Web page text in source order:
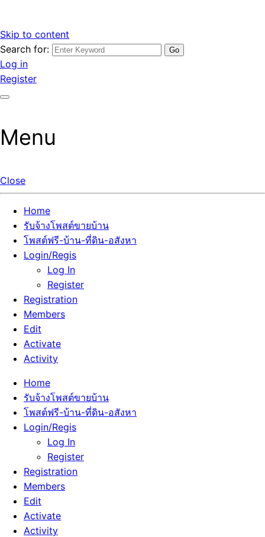
Skip to content
รับจ้างโพสต์ขายบ้านราคาถูก รับโพสต์ลงเว็บขายบ้าน ที่ดิน อสัง
หา โพสต์คุณภาพ ราคาคุ้มค่า แตกต่างกว่า
เว็บไซต์ รับจ้างโพสต์ขายบ้านราคาถูก อสังหา ทีดิน โพสต์ลงเว็บ
ขายบ้าน รับโพสต์ที่ดิน อสังหา เน้นผลงาน รับรองคุณภาพ ติดกู
เกิ้ลหน้าแรกทุกโพสต์ได้จริง ที่เดียวในไทย
Search for:
Log in
Register
Menu
Close
Home
รับจ้างโพสต์ขายบ้าน
โพสต์ฟรี-บ้าน-ที่ดิน-อสังหา
Login/Regis
Log In
Register
Registration
Members
Edit
Activate
Activity
Home
รับจ้างโพสต์ขายบ้าน
โพสต์ฟรี-บ้าน-ที่ดิน-อสังหา
Login/Regis
Log In
Register
Registration
Members
Edit
Activate
Activity